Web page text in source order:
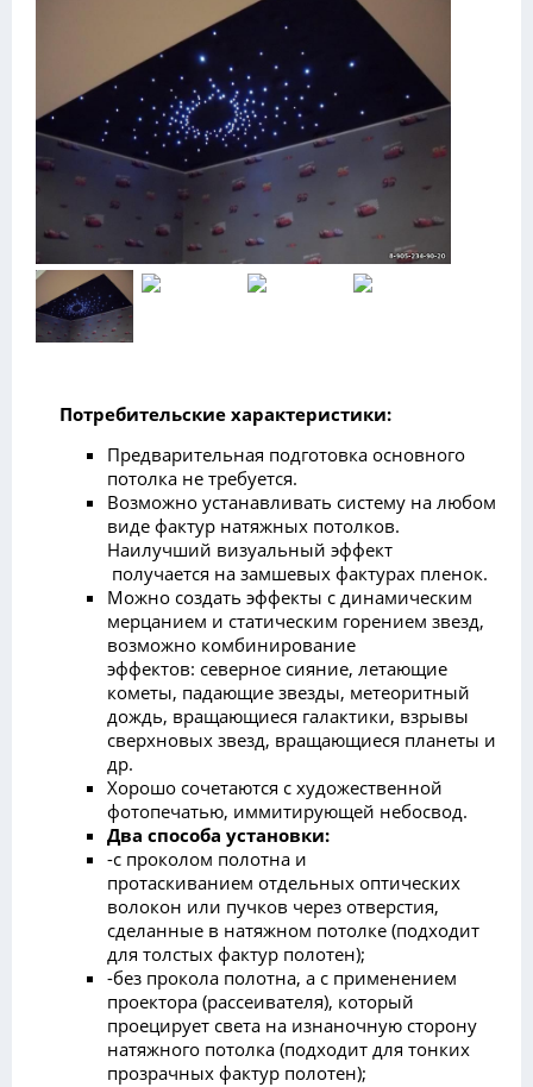
Потребительские характеристики:
Предварительная подготовка основного
потолка не требуется.
Возможно устанавливать систему на любом
виде фактур натяжных потолков.
Наилучший визуальный эффект
получается на замшевых фактурах пленок.
Можно создать эффекты с динамическим
мерцанием и статическим горением звезд,
возможно комбинирование
эффектов: северное сияние, летающие
кометы, падающие звезды, метеоритный
дождь, вращающиеся галактики, взрывы
сверхновых звезд, вращающиеся планеты и
др.
Хорошо сочетаются с художественной
фотопечатью, иммитирующей небосвод.
Два способа установки:
-с проколом полотна и
протаскиванием отдельных оптических
волокон или пучков через отверстия,
сделанные в натяжном потолке (подходит
для толстых фактур полотен);
-без прокола полотна, а с применением
проектора (рассеивателя), который
проецирует света на изнаночную сторону
натяжного потолка (подходит для тонких
прозрачных фактур полотен);